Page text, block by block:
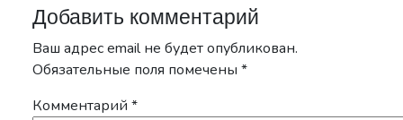
Добавить комментарий
Ваш адрес email не будет опубликован.
Обязательные поля помечены *
Комментарий *